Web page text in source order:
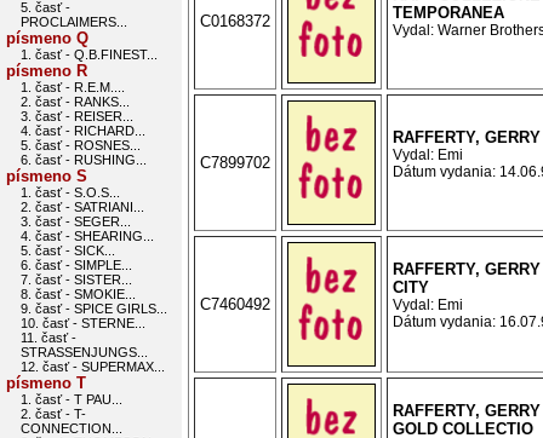
5. časť -
PROCLAIMERS...
písmeno Q
1. časť - Q.B.FINEST...
písmeno R
1. časť - R.E.M....
2. časť - RANKS...
3. časť - REISER...
4. časť - RICHARD...
5. časť - ROSNES...
6. časť - RUSHING...
písmeno S
1. časť - S.O.S...
2. časť - SATRIANI...
3. časť - SEGER...
4. časť - SHEARING...
5. časť - SICK...
6. časť - SIMPLE...
7. časť - SISTER...
8. časť - SMOKIE...
9. časť - SPICE GIRLS...
10. časť - STERNE...
11. časť -
STRASSENJUNGS...
12. časť - SUPERMAX...
písmeno T
1. časť - T PAU...
2. časť - T-
CONNECTION...
C0168372
TEMPORANEA
Vydal: Warner
C7899702
RAFFERTY,
Vydal: Emi
Dátum vydania:
C7460492
RAFFERTY,
CITY
Vydal: Emi
Dátum vydania:
RAFFERTY,
GOLD COLLECTIO